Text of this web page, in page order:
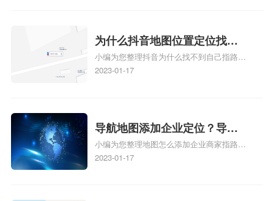
相关地图标注知识，详情可查看下方正文！
为什么抖音地图位置定位找不
到了？抖音为什么找不到当前
定位了？
小编为您整理抖音为什么找不到自己指路人
地图标注服务中心铺的位置、地图位置更新
服务中心位置、抖音突然不显示定位了相关
地图标注知识，详情可查看下方正文！
2023-01-17
导航地图添加企业定位？导航
定位企业？
小编为您整理地图怎么添加企业商家指路人
地图标注服务中心铺名称、地图怎么添加企
2023-01-17